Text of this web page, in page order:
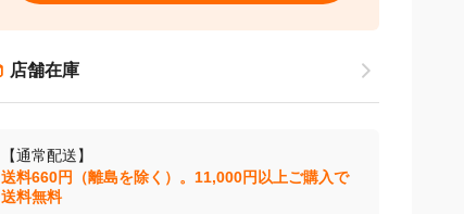
店舗在庫
【通常配送】
送料660円（離島を除く）。11,000円以上ご購入で
送料無料